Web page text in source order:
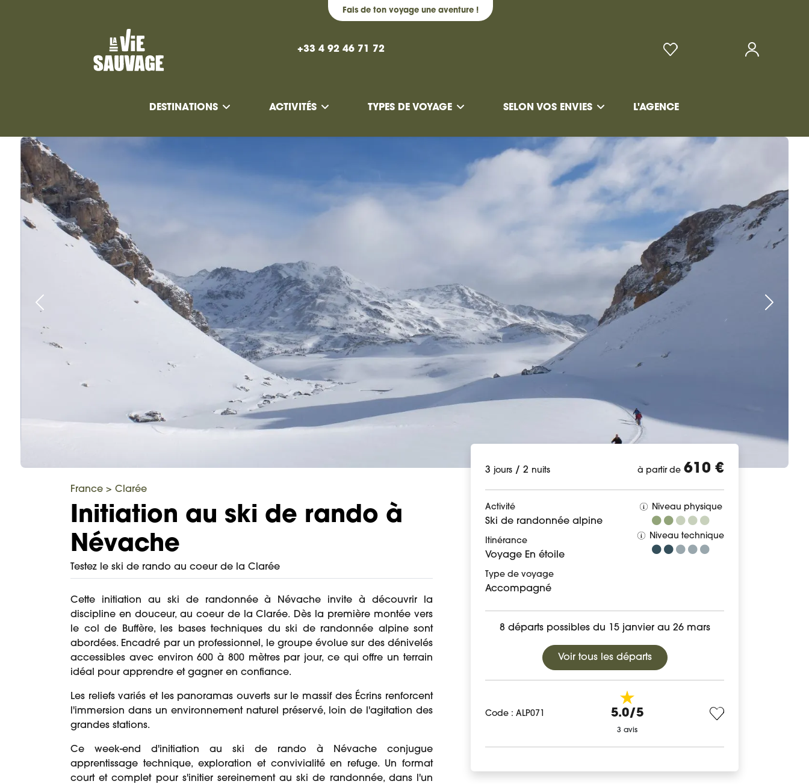
Fais de ton voyage une aventure !
DESTINATIONS ACTIVITÉS TYPES DE VOYAGE SELON VOS ENVIES L'AGENCE
+33 4 92 46 71 72
France > Clarée
Initiation au ski de rando à
Névache
Testez le ski de rando au coeur de la Clarée
Cette initiation au ski de randonnée à Névache invite à découvrir la
discipline en douceur, au coeur de la Clarée. Dès la première montée vers
le col de Buffère, les bases techniques du ski de randonnée alpine sont
abordées. Encadré par un professionnel, le groupe évolue sur des dénivelés
accessibles avec environ 600 à 800 mètres par jour, ce qui offre un terrain
idéal pour apprendre et gagner en confiance.
Les reliefs variés et les panoramas ouverts sur le massif des Écrins renforcent
l'immersion dans un environnement naturel préservé, loin de l'agitation des
grandes stations.
Ce week-end d'initiation au ski de rando à Névache conjugue
apprentissage technique, exploration et convivialité en refuge. Un format
court et complet pour s'initier sereinement au ski de randonnée, dans l'un
3 jours / 2 nuits à partir de 610 €
Activité
Ski de randonnée alpine
Itinérance
Voyage En étoile
Type de voyage
Accompagné
Niveau physique
Niveau technique
8 départs possibles du 15 janvier au 26 mars
Voir tous les départs
Code : ALP071 5.0/5
3 avis